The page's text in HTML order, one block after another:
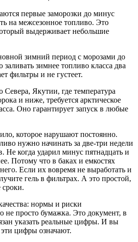
первые заморозки до минус
на межсезонное топливо. Это
выдерживает небольшие
зимний период с морозами до
зимнее топливо класса два
фильтры и не густеет.
Севера, Якутии, где температура
и ниже, требуется арктическое
Оно гарантирует запуск в любые
которое нарушают постоянно.
нужно начинать за две-три недели
Не когда ударил минус пятнадцать и
Потому что в баках и емкостях
Если их вовремя не выработать и
гель в фильтрах. А это простой,
сроки.
нормы и риски
не просто бумажка. Это документ, в
указать реальные цифры. И вы
цифры означают.